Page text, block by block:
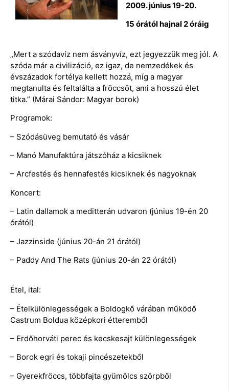
2009. június 19-20.
15 órától hajnal 2 óráig
„Mert a szódavíz nem ásványvíz, ezt jegyezzük meg jól. A
szóda már a civilizáció, ez igaz, de nemzedékek és
évszázadok fortélya kellett hozzá, míg a magyar
megtanulta és feltalálta a fröccsöt, ami a hosszú élet
titka.” (Márai Sándor: Magyar borok)
Programok:
– Szódásüveg bemutató és vásár
– Manó Manufaktúra játszóház a kicsiknek
– Arcfestés és hennafestés kicsiknek és nagyoknak
Koncert:
– Latin dallamok a meditterán udvaron (június 19-én 20
órától)
– Jazzinside (június 20-án 21 órától)
– Paddy And The Rats (június 20-án 22 órától)
Étel, ital:
– Ételkülönlegességek a Boldogkő várában működő
Castrum Boldua középkori étteremből
– Erdőhorváti perec és kecskesajt különlegességek
– Borok egri és tokaji pincészetekből
– Gyerekfröccs, többfajta gyümölcs szörpből